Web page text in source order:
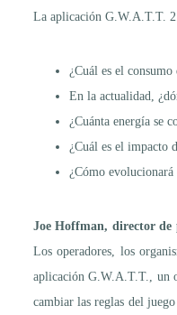
La aplicación G.W.A.T.T.
¿Cuál es el
En la actualidad,
¿Cuánta energía se
¿Cuál es el impacto
¿Cómo
Joe Hoffman, director de
Los operadores, los
aplicación G.W.A.T.T., un
cambiar las reglas del